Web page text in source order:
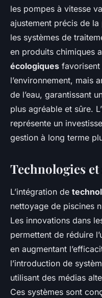
les pompes à vitesse
ajustement précis de
les systèmes de
en produits chimiques
écologiques favorisent
l’environnement, mais
de l’eau, garantissant
plus agréable et sûre.
représente un
gestion à long terme
Technologies
L’intégration de
nettoyage de piscines
Les innovations dans
permettent de réduire
en augmentant
l’introduction de
utilisant des médias
Ces systèmes sont